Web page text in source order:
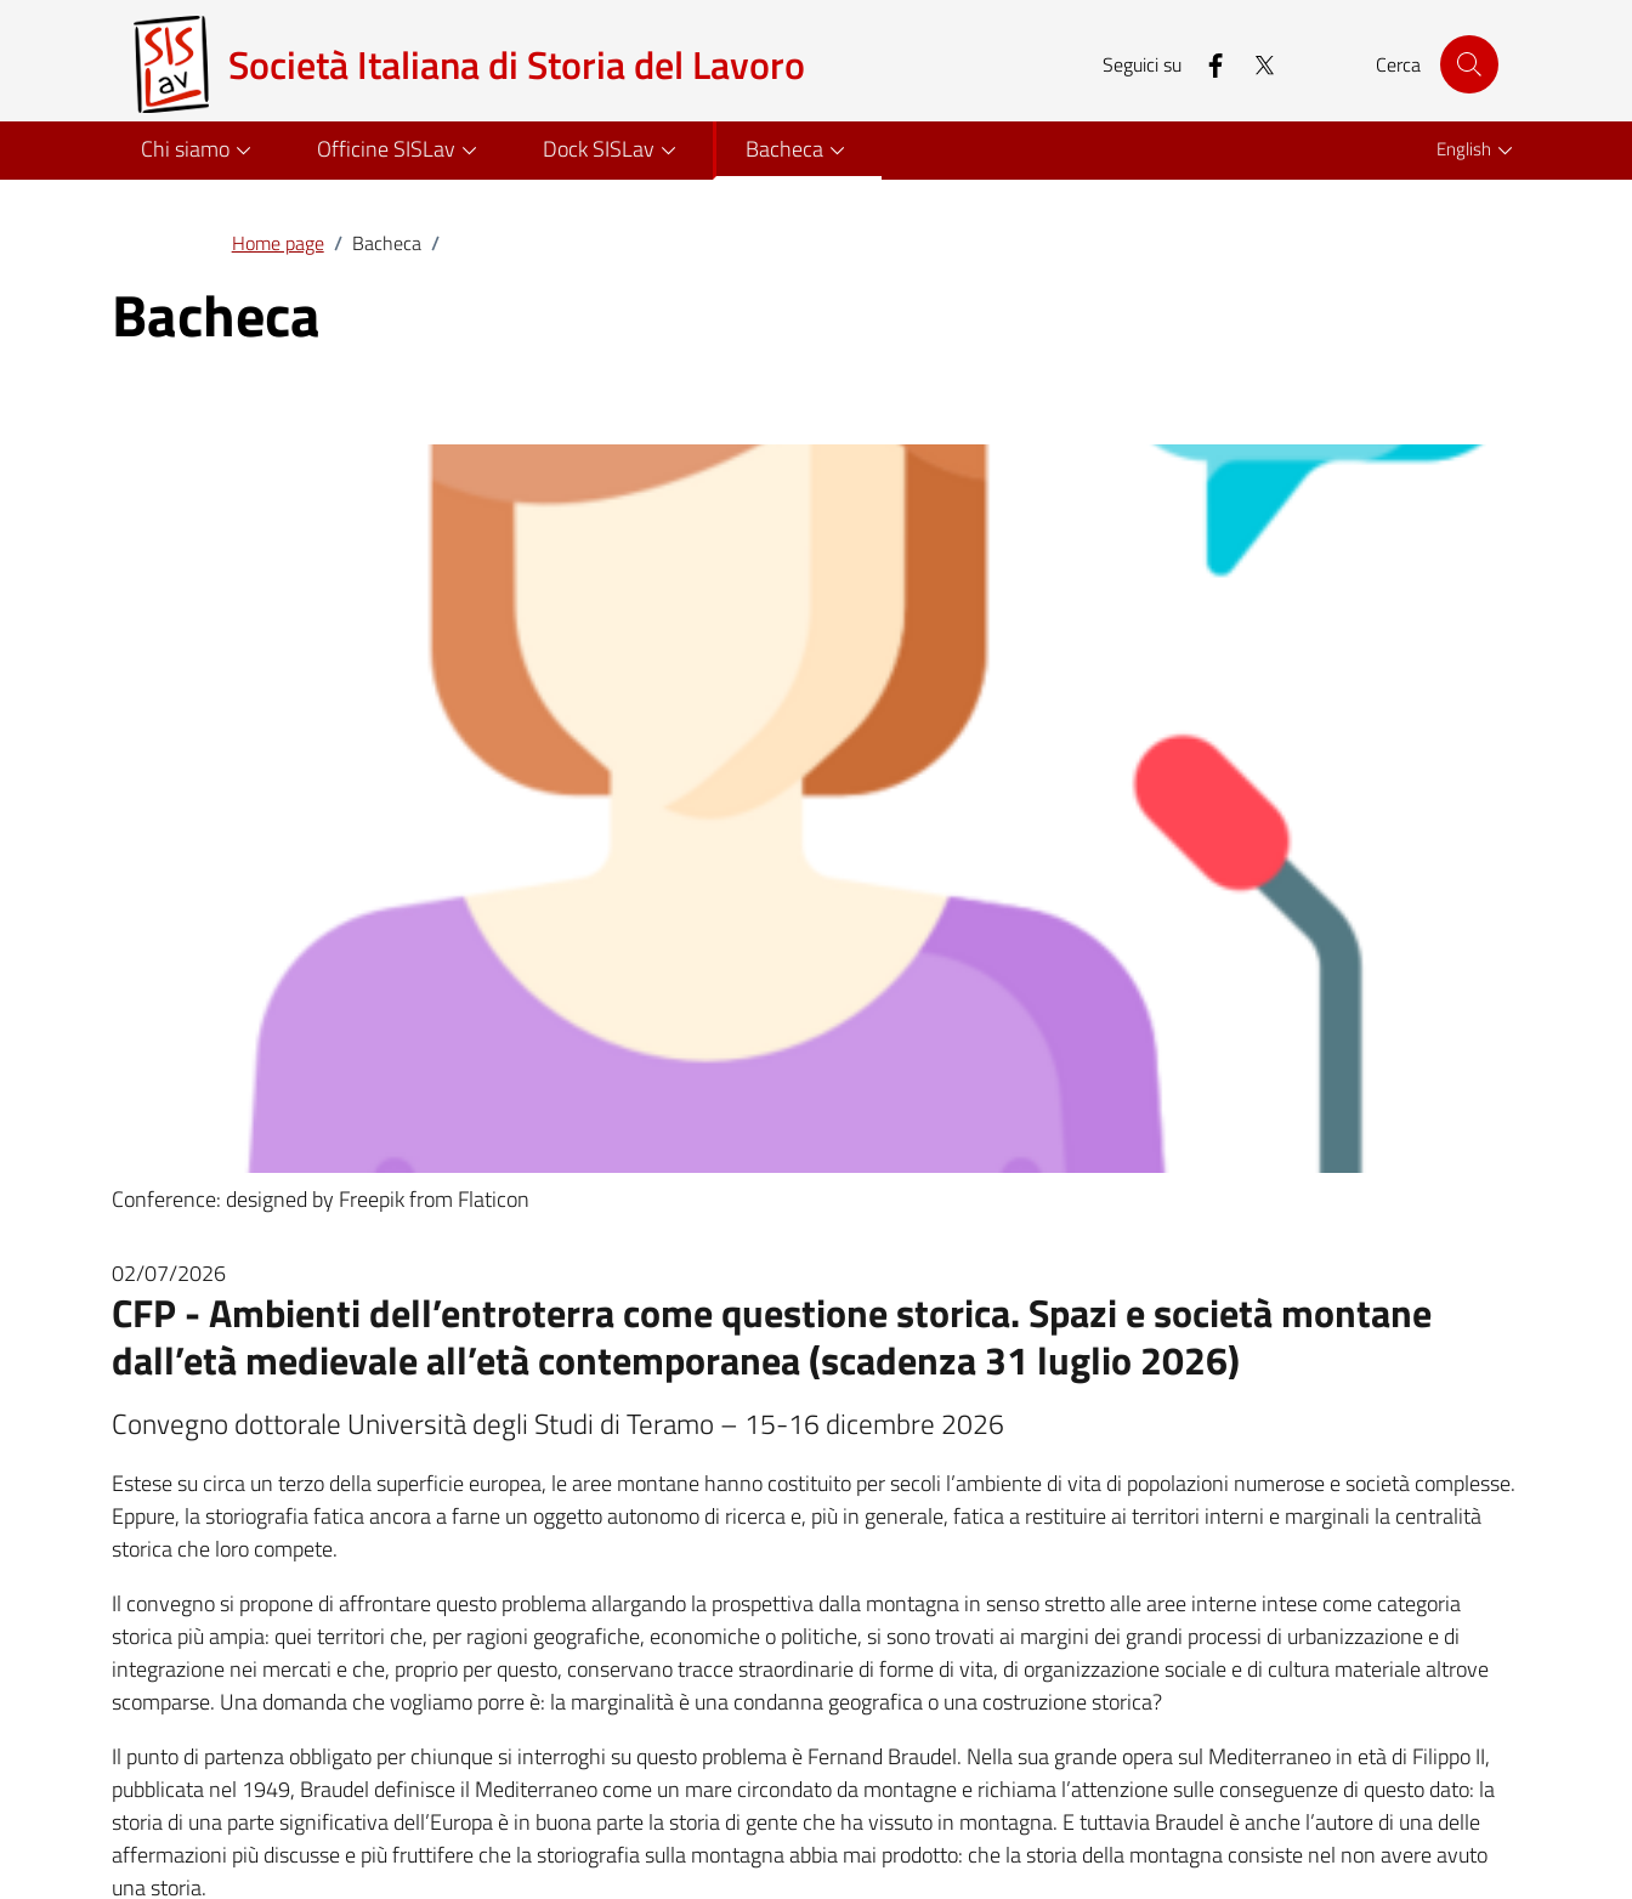
Società Italiana di Storia del Lavoro Seguici su facebook Cerca
Chi siamo Officine SISLav Dock SISLav Bacheca English
Home page / Bacheca /
Bacheca
Conference: designed by Freepik from Flaticon
02/07/2026
CFP - Ambienti dell’entroterra come questione storica. Spazi e società montane
dall’età medievale all’età contemporanea (scadenza 31 luglio 2026)
Convegno dottorale Università degli Studi di Teramo – 15-16 dicembre 2026
Estese su circa un terzo della superficie europea, le aree montane hanno costituito per secoli l’ambiente di vita di popolazioni numerose e società complesse.
Eppure, la storiografia fatica ancora a farne un oggetto autonomo di ricerca e, più in generale, fatica a restituire ai territori interni e marginali la centralità
storica che loro compete.
Il convegno si propone di affrontare questo problema allargando la prospettiva dalla montagna in senso stretto alle aree interne intese come categoria
storica più ampia: quei territori che, per ragioni geografiche, economiche o politiche, si sono trovati ai margini dei grandi processi di urbanizzazione e di
integrazione nei mercati e che, proprio per questo, conservano tracce straordinarie di forme di vita, di organizzazione sociale e di cultura materiale altrove
scomparse. Una domanda che vogliamo porre è: la marginalità è una condanna geografica o una costruzione storica?
Il punto di partenza obbligato per chiunque si interroghi su questo problema è Fernand Braudel. Nella sua grande opera sul Mediterraneo in età di Filippo II,
pubblicata nel 1949, Braudel definisce il Mediterraneo come un mare circondato da montagne e richiama l’attenzione sulle conseguenze di questo dato: la
storia di una parte significativa dell’Europa è in buona parte la storia di gente che ha vissuto in montagna. E tuttavia Braudel è anche l’autore di una delle
affermazioni più discusse e più fruttifere che la storiografia sulla montagna abbia mai prodotto: che la storia della montagna consiste nel non avere avuto
una storia.